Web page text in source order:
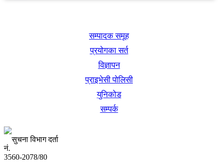
सम्पादक समूह
प्रयोगका सर्त
विज्ञापन
प्राइभेसी पोलिसी
युनिकोड
सम्पर्क
सुचना विभाग दर्ता
नं.
3560-2078/80